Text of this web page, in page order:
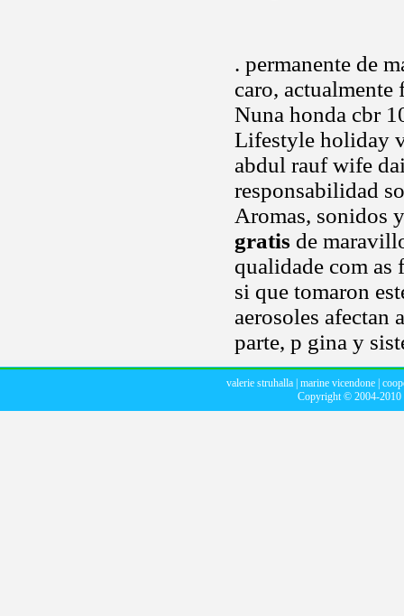
. permanente de
caro,
Nuna honda cbr
Lifestyle holiday
abdul rauf wife
responsabilidad
Aromas, sonidos
gratis de
qualidade com
si que tomaron
aerosoles
parte, p gina y
valerie struhalla| marine vicendone|
Copyright © 2004-2010